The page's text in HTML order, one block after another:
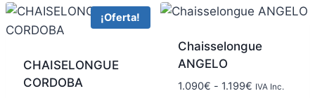
¡Oferta!
CHAISELONGUE
CORDOBA
Chaisselongue
ANGELO
1.090€ - 1.199€ IVA Inc.